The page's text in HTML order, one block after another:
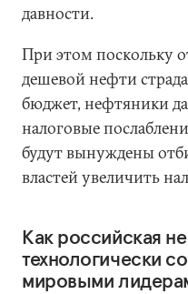
давности.
При этом поскольку
дешевой нефти
бюджет, нефтяники
налоговые
будут вынуждены
властей увеличить
Как российская
технологически
мировыми